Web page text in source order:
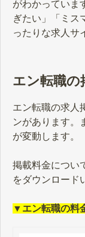
がわかっていま
ぎたい」「ミス
ったりな求人サ
エン転職の
エン転職の求人
ンがあります。
が変動します。
掲載料金につい
をダウンロード
▼エン転職の料